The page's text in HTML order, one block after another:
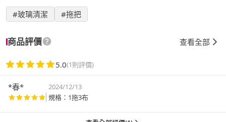
#玻璃清潔 #拖把
商品評價 查看全部
5.0(1則評價)
*春*
2024/12/13
規格：1拖3布